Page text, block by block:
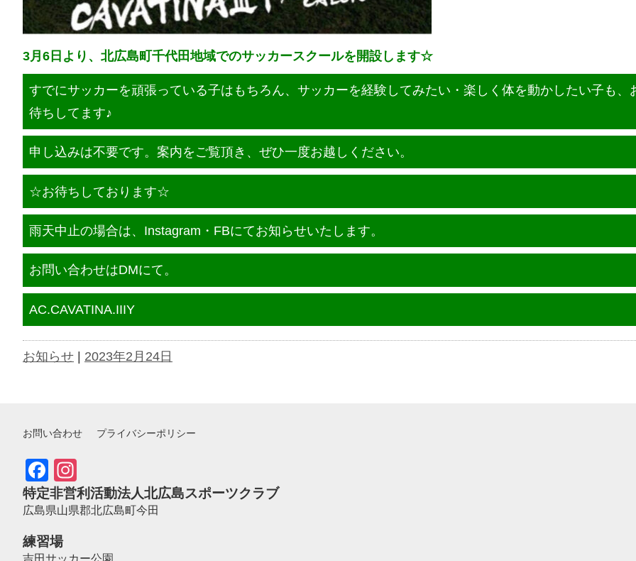
3月6日より、北広島町千代田地域でのサッカースクールを開設します☆
すでにサッカーを頑張っている子はもちろん、サッカーを経験してみたい・楽しく体を動かしたい子も、
待ちしてます♪
申し込みは不要です。案内をご覧頂き、ぜひ一度お越しください。
☆お待ちしております☆
雨天中止の場合は、Instagram・FBにてお知らせいたします。
お問い合わせはDMにて。
AC.CAVATINA.IIIY
お知らせ | 2023年2月24日
お問い合わせ プライバシーポリシー
Facebook
特定非営利活動法人北広島スポーツクラブ
広島県山県郡北広島町今田
練習場
吉田サッカー公園